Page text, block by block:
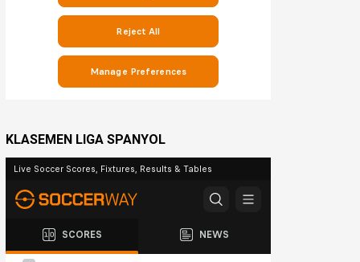
KLASEMEN LIGA SPANYOL